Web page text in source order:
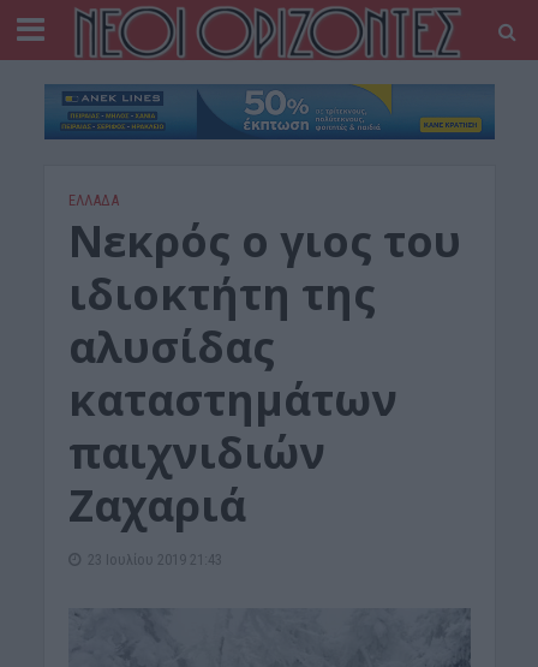
ΕΛΛΑΔΑ
Νεκρός ο γιος του
ιδιοκτήτη της
αλυσίδας
καταστημάτων
παιχνιδιών
Ζαχαριά
23 Ιουλίου 2019 21:43